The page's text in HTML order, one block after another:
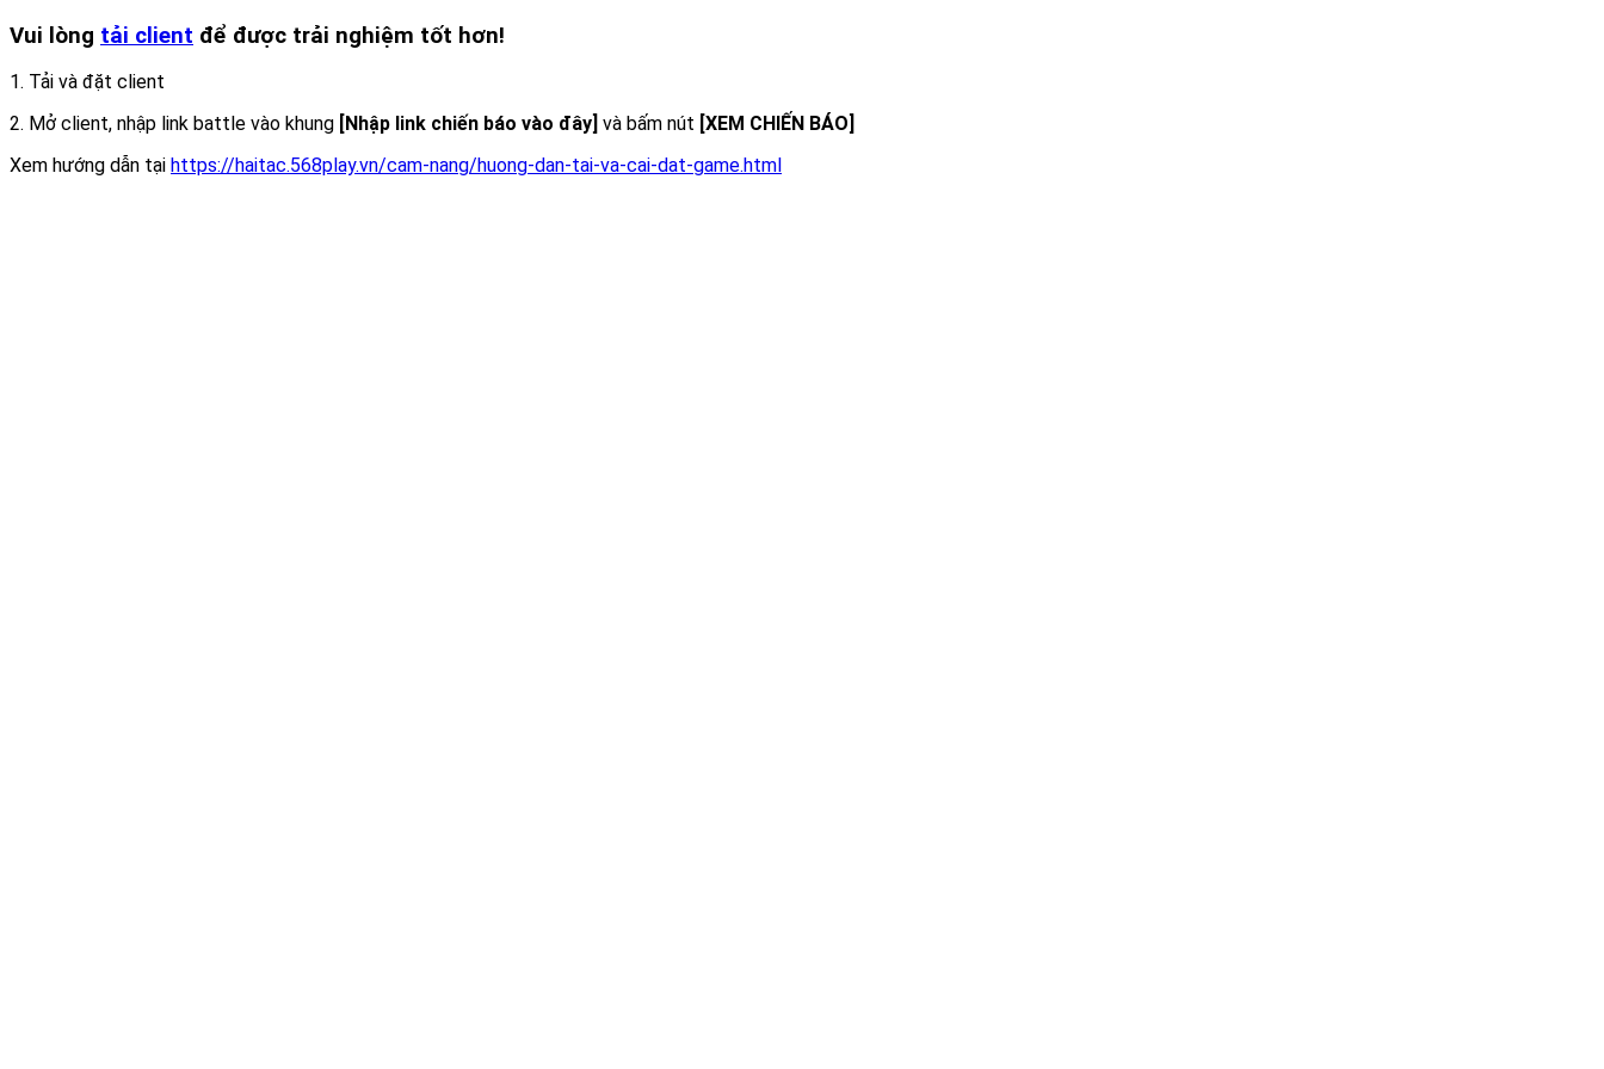
Vui lòng tải client để được trải nghiệm tốt hơn!
1. Tải và đặt client
2. Mở client, nhập link battle vào khung
[Nhập link chiến báo vào đây] và bấm nút [XEM CHIẾN BÁO]
Xem hướng dẫn tại https://haitac.568play.vn/cam-nang/huong-dan-tai-va-cai-dat-game.html